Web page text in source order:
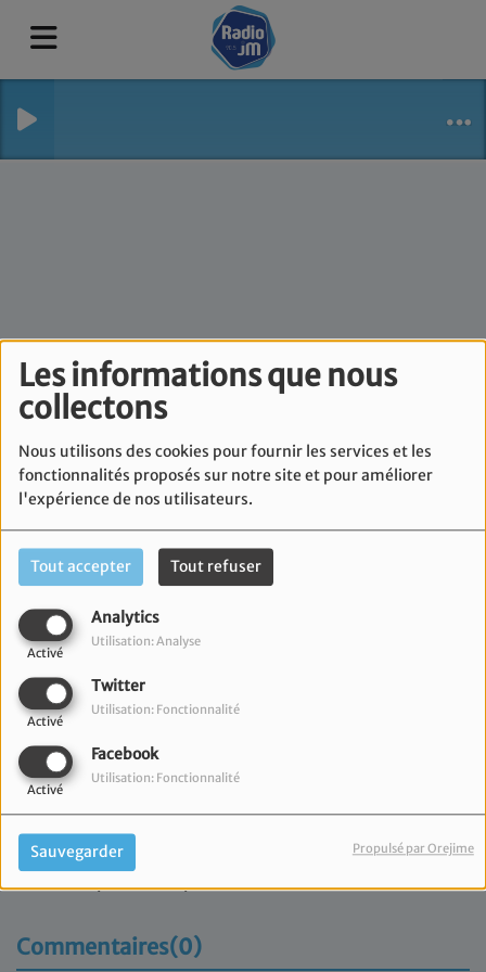
Les informations que nous
collectons
Nous utilisons des cookies pour fournir les services et les
fonctionnalités proposés sur notre site et pour améliorer
l'expérience de nos utilisateurs.
Tout accepter Tout refuser
Analytics
Activé
Utilisation: Analyse
Twitter
Activé
Utilisation: Fonctionnalité
Facebook
Activé
Utilisation: Fonctionnalité
Sauvegarder Propulsé par Orejime
Lev Ehad - Mercredi 6
mai
06 mai 2026
Retrouvez l'émission du Consistoire Israélite de
Commentaires(0)